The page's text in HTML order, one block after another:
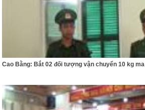
Cao Bằng: Bắt 02 đối tượng vận chuyển 10 kg